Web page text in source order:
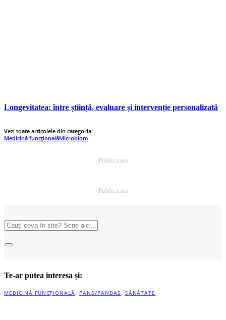
Longevitatea: între știință, evaluare și intervenție personalizată
Vezi toate articolele din categoria:
Medicină funcționalăMicrobiom
Publicitate
Publicitate
Te-ar putea interesa și:
MEDICINĂ FUNCȚIONALĂ, PANS/PANDAS, SĂNĂTATE